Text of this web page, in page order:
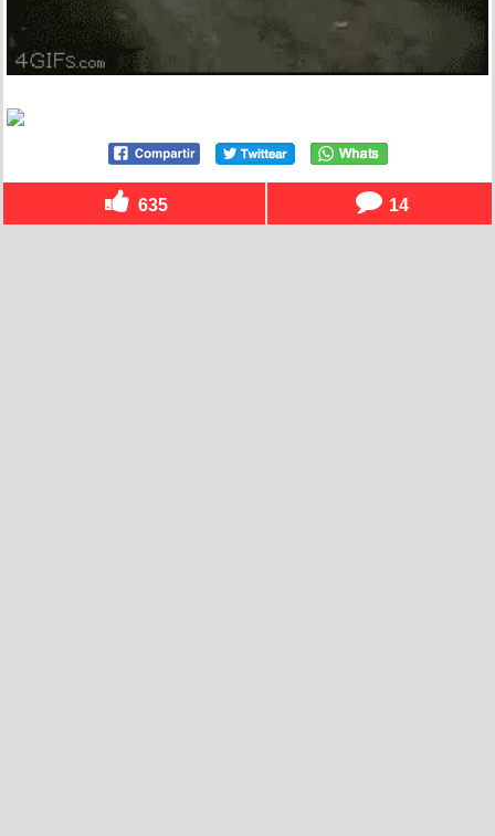
635 14